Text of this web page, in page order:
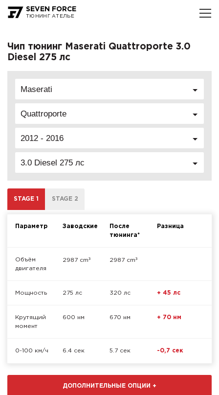
SEVEN FORCE
ТЮНИНГ АТЕЛЬЕ
Чип тюнинг Maserati Quattroporte 3.0
Diesel 275 лс
Maserati
Quattroporte
2012 - 2016
3.0 Diesel 275 лс
STAGE 1 STAGE 2
Параметр Заводские
После
тюнинга*
Разница
Объём
двигателя
2987 cm³ 2987 cm³
Мощность 275 лс 320 лс + 45 лс
Крутящий
момент
600 нм 670 нм + 70 нм
0-100 км/ч 6.4 сек 5.7 сек -0,7 сек
ДОПОЛНИТЕЛЬНЫЕ ОПЦИИ +